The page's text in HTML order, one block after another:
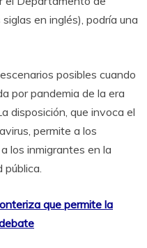
en inglés), podría una
posibles cuando
por pandemia de la era
disposición, que invoca el
permite a los
los inmigrantes en la
pública.
que permite la